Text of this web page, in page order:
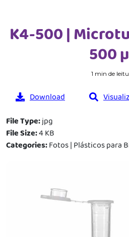
K4-500 |
500
1 min de
Download
File Type:jpg
File Size:4 KB
Categories:Fotos | Plásticos para